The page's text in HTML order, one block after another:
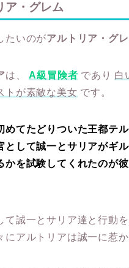
ア・グレム
たいのがアルトリア・グレ
は、A級冒険者 であり 白
トが素敵な美女 です。
めてたどりついた王都テ
として誠一とサリアがギ
かを試験してくれたのが彼
て誠一とサリア達と行動
にアルトリアは誠一に惹か